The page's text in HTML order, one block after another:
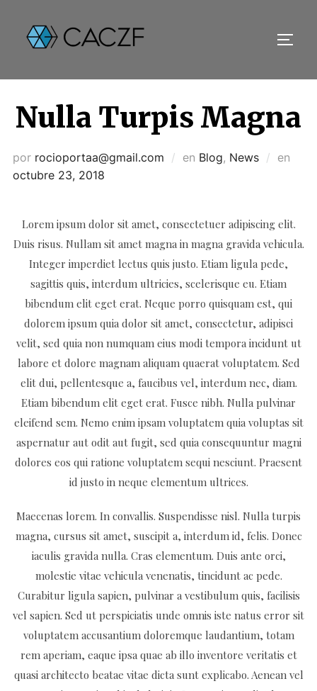
contenido
Nulla Turpis Magna
por rocioportaa@gmail.com en Blog, News en
octubre 23, 2018
Lorem ipsum dolor sit amet, consectetuer adipiscing elit.
Duis risus. Nullam sit amet magna in magna gravida vehicula.
Integer imperdiet lectus quis justo. Etiam ligula pede,
sagittis quis, interdum ultricies, scelerisque eu. Etiam
bibendum elit eget erat. Neque porro quisquam est, qui
dolorem ipsum quia dolor sit amet, consectetur, adipisci
velit, sed quia non numquam eius modi tempora incidunt ut
labore et dolore magnam aliquam quaerat voluptatem. Sed
elit dui, pellentesque a, faucibus vel, interdum nec, diam.
Etiam bibendum elit eget erat. Fusce nibh. Nulla pulvinar
eleifend sem. Nemo enim ipsam voluptatem quia voluptas sit
aspernatur aut odit aut fugit, sed quia consequuntur magni
dolores eos qui ratione voluptatem sequi nesciunt. Praesent
id justo in neque elementum ultrices.
Maecenas lorem. In convallis. Suspendisse nisl. Nulla turpis
magna, cursus sit amet, suscipit a, interdum id, felis. Donec
iaculis gravida nulla. Cras elementum. Duis ante orci,
molestie vitae vehicula venenatis, tincidunt ac pede.
Curabitur ligula sapien, pulvinar a vestibulum quis, facilisis
vel sapien. Sed ut perspiciatis unde omnis iste natus error sit
voluptatem accusantium doloremque laudantium, totam
rem aperiam, eaque ipsa quae ab illo inventore veritatis et
quasi architecto beatae vitae dicta sunt explicabo. Aenean vel